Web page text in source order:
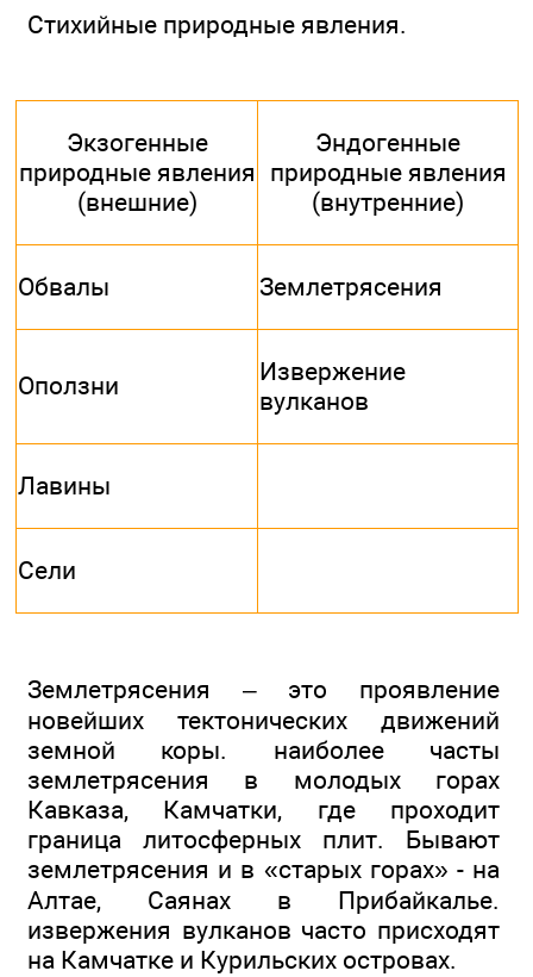
Стихийные природные явления.
Экзогенные
природные явления
(внешние)
Эндогенные
природные явления
(внутренние)
Обвалы Землетрясения
Оползни
Извержение
вулканов
Лавины
Сели
Землетрясения – это проявление
новейших тектонических движений
земной коры. наиболее часты
землетрясения в молодых горах
Кавказа, Камчатки, где проходит
граница литосферных плит. Бывают
землетрясения и в «старых горах» - на
Алтае, Саянах в Прибайкалье.
извержения вулканов часто присходят
на Камчатке и Курильских островах.